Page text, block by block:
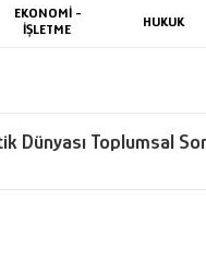
EKONOMİ -
İŞLETME
HUKUK
Dünyası Toplumsal